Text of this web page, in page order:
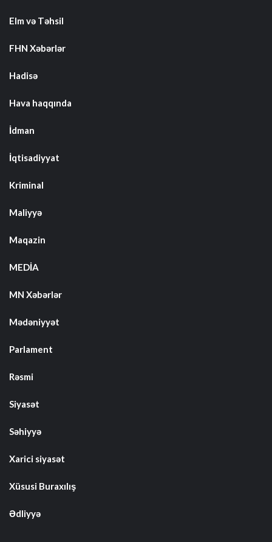
Elm və Təhsil
FHN Xəbərlər
Hadisə
Hava haqqında
İdman
İqtisadiyyat
Kriminal
Maliyyə
Maqazin
MEDİA
MN Xəbərlər
Mədəniyyət
Parlament
Rəsmi
Siyasət
Səhiyyə
Xarici siyasət
Xüsusi Buraxılış
Ədliyyə